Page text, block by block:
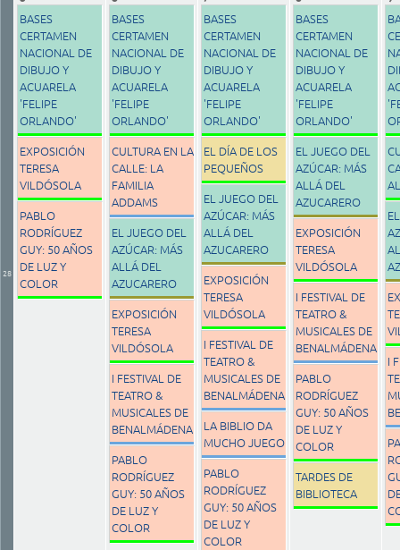
28
BASES
CERTAMEN
NACIONAL DE
DIBUJO Y
ACUARELA
'FELIPE
ORLANDO'
EXPOSICIÓN
TERESA
VILDÓSOLA
PABLO
RODRÍGUEZ
GUY: 50 AÑOS
DE LUZ Y
COLOR
BASES
CERTAMEN
NACIONAL DE
DIBUJO Y
ACUARELA
'FELIPE
ORLANDO'
CULTURA EN LA
CALLE: LA
FAMILIA
ADDAMS
EL JUEGO DEL
AZÚCAR: MÁS
ALLÁ DEL
AZUCARERO
EXPOSICIÓN
TERESA
VILDÓSOLA
I FESTIVAL DE
TEATRO &
MUSICALES DE
BENALMÁDENA
PABLO
RODRÍGUEZ
GUY: 50 AÑOS
DE LUZ Y
COLOR
BASES
CERTAMEN
NACIONAL DE
DIBUJO Y
ACUARELA
'FELIPE
ORLANDO'
EL DÍA DE LOS
PEQUEÑOS
EL JUEGO DEL
AZÚCAR: MÁS
ALLÁ DEL
AZUCARERO
EXPOSICIÓN
TERESA
VILDÓSOLA
I FESTIVAL DE
TEATRO &
MUSICALES DE
BENALMÁDENA
LA BIBLIO DA
MUCHO JUEGO
PABLO
RODRÍGUEZ
GUY: 50 AÑOS
DE LUZ Y
COLOR
BASES
CERTAMEN
NACIONAL DE
DIBUJO Y
ACUARELA
'FELIPE
ORLANDO'
EL JUEGO DEL
AZÚCAR: MÁS
ALLÁ DEL
AZUCARERO
EXPOSICIÓN
TERESA
VILDÓSOLA
I FESTIVAL DE
TEATRO &
MUSICALES DE
BENALMÁDENA
PABLO
RODRÍGUEZ
GUY: 50 AÑOS
DE LUZ Y
COLOR
TARDES DE
BIBLIOTECA
I